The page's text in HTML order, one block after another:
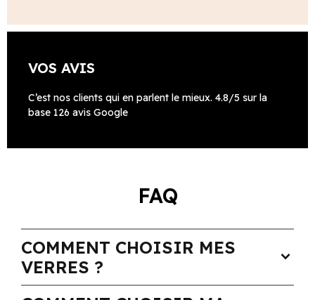
VOS AVIS
C’est nos clients qui en parlent le mieux. 4.8/5 sur la
base 126 avis Google
FAQ
COMMENT CHOISIR MES
VERRES ?
expand_more